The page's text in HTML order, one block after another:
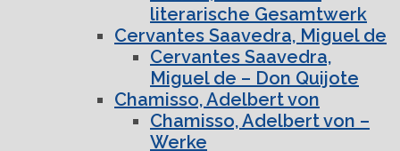
literarische Gesamtwerk
Cervantes Saavedra, Miguel de
Cervantes Saavedra,
Miguel de – Don Quijote
Chamisso, Adelbert von
Chamisso, Adelbert von –
Werke